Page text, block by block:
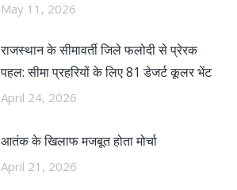
May 11, 2026
राजस्थान के सीमावर्ती जिले फलोदी से प्रेरक
पहल: सीमा प्रहरियों के लिए 81 डेजर्ट कूलर भेंट
April 24, 2026
आतंक के खिलाफ मजबूत होता मोर्चा
April 21, 2026